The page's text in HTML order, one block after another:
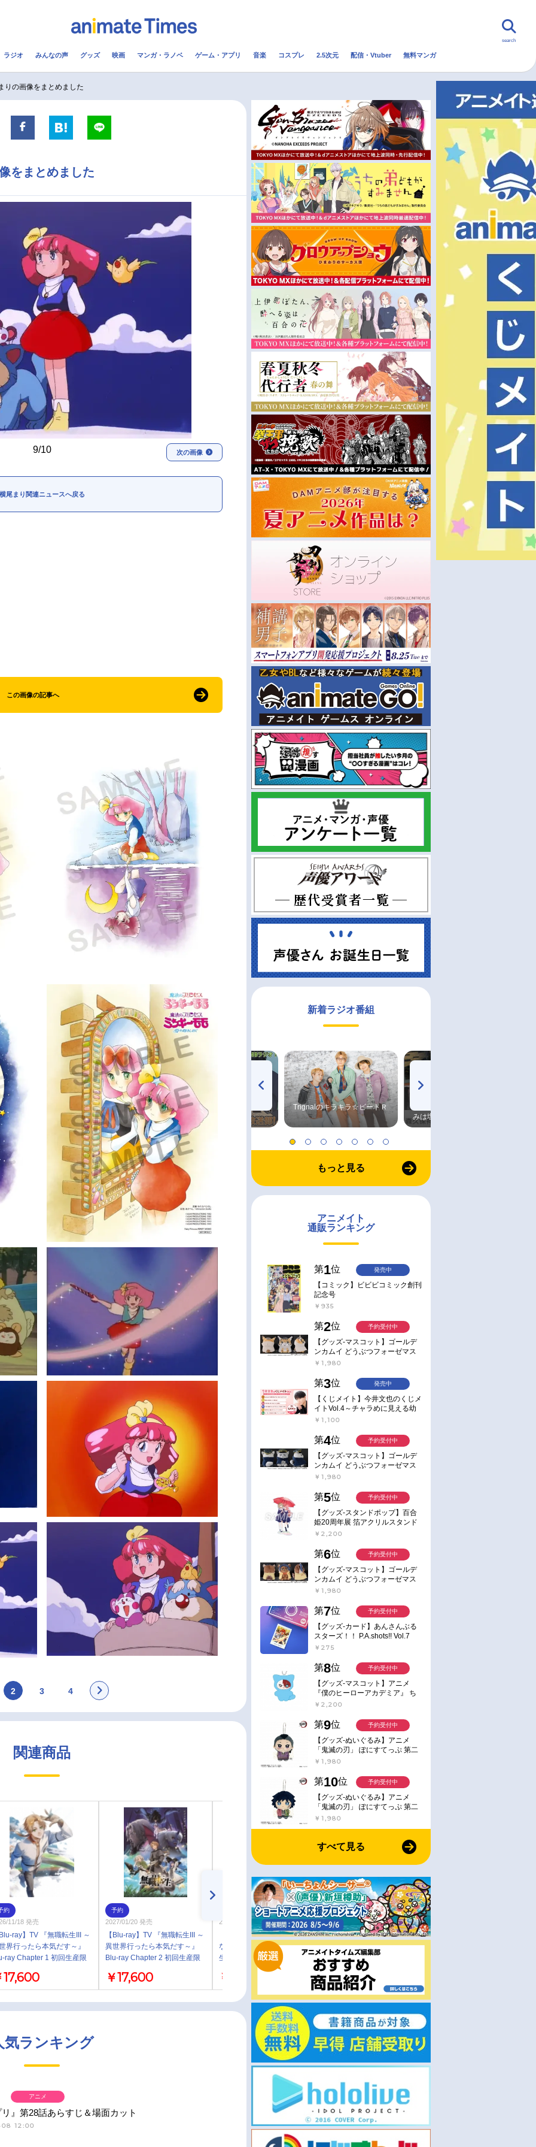
配信・Vtuber トレンド 無料マンガ
実写化映画一覧
男性声優/女性声優一覧
今期アニメ曜日別一覧
夏アニメ
秋アニメ
冬アニメ
FOLLOW US
search
ラジオ みんなの声 グッズ 映画 マンガ・ラノベ ゲーム・アプリ 音楽 コスプレ 2.5次元 配信・Vtuber 無料マンガ
りの画像をまとめました
をまとめました
9/10 次の画像
尾まり関連ニュースへ戻る
この画像の記事へ
2 3 4
関連商品
約
11/18 発売
ray】TV 『無職転生III ～
界行ったら本気だす～』
ray Chapter 1 初回生産限
17,600
予約
2027/01/20 発売
【Blu-ray】TV 『無職転生III ～
異世界行ったら本気だす～』
Blu-ray Chapter 2 初回生産限
￥17,600
2027/01/20 発売
【ポイント還元版(20%)・特典
なし】【Blu-ray】TV 『無職転
生III ～異世界行ったら本気だす
～』Blu-ray Chapter 2 初回生
産限定版
￥17,600
予約
2026/11/18 発売
【ポイント還元版(20%)・特典
なし】【Blu-ray】TV 『無職転
生III ～異世界行ったら本気だす
～』Blu-ray Chapter 1 初回生
産限定版
￥17,600
気ランキング
』第28話あらすじ＆場面カット
12:00
アニメ
新着ラジオ番組
TVアニメ『戦隊大失格』
radio 大直会 2nd season
ハイキュー!! 烏野高校放送部! Trignalのキラキラ☆ビートＲ
みは塩だけ
もっと見る
アニメイト
通販ランキング
第1位
【コミック】ビビビコミック創刊
記念号
￥935
発売中
第2位
【グッズ-マスコット】ゴールデ
ンカムイ どうぶつフォーゼマス
コット 4.尾形百之助【再販】
￥1,980
予約受付中
第3位
【くじメイト】今井文也のくじメ
イトVol.4～チャラめに見える幼
馴染、実は一途で独占欲が強いん
￥1,100
発売中
第4位
【グッズ-マスコット】ゴールデ
ンカムイ どうぶつフォーゼマス
コット 5.月島軍曹【再販】
￥1,980
予約受付中
第5位
【グッズ-スタンドポップ】百合
姫20周年展 箔アクリルスタンド
E：あおのなち
￥2,200
予約受付中
第6位
【グッズ-マスコット】ゴールデ
ンカムイ どうぶつフォーゼマス
コット 6.鯉登少尉【再販】
￥1,980
予約受付中
第7位
【グッズ-カード】あんさんぶる
スターズ！！ P.A.shots!! Vol.7
Action
￥275
予約受付中
第8位
【グッズ-マスコット】アニメ
『僕のヒーローアカデミア』 ち
みけもますこっと 7.轟凍焦
￥2,200
予約受付中
第9位
【グッズ-ぬいぐるみ】アニメ
「鬼滅の刃」 ぽにすてっぷ 第二
弾 不死川 玄弥
￥1,980
予約受付中
第10位
【グッズ-ぬいぐるみ】アニメ
「鬼滅の刃」 ぽにすてっぷ 第二
弾 冨岡 義勇
￥1,980
予約受付中
すべて見る